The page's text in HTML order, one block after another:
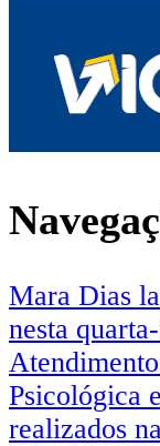
Mara Dias
nesta
Psicológica
realizados